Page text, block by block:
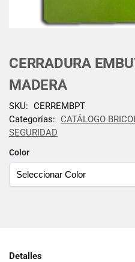
CERRADURA
MADERA
Color
SKU: CERREMBPT
Categorías:
CATÁLOGO
SEGURIDAD
Detalles